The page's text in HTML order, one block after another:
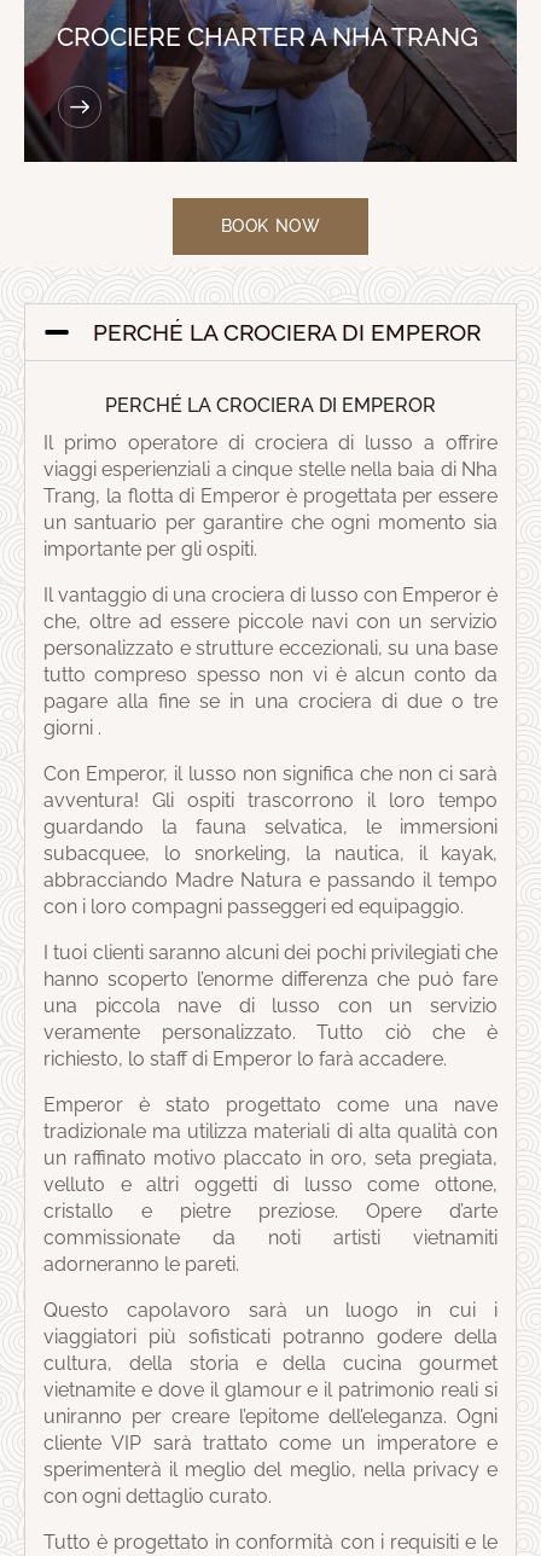
CROCIERE CHARTER A NHA TRANG
BOOK NOW
PERCHÉ LA CROCIERA DI EMPEROR
PERCHÉ LA CROCIERA DI EMPEROR
Il primo operatore di crociera di lusso a offrire
viaggi esperienziali a cinque stelle nella baia di Nha
Trang, la flotta di Emperor è progettata per essere
un santuario per garantire che ogni momento sia
importante per gli ospiti.
Il vantaggio di una crociera di lusso con Emperor è
che, oltre ad essere piccole navi con un servizio
personalizzato e strutture eccezionali, su una base
tutto compreso spesso non vi è alcun conto da
pagare alla fine se in una crociera di due o tre
giorni .
Con Emperor, il lusso non significa che non ci sarà
avventura! Gli ospiti trascorrono il loro tempo
guardando la fauna selvatica, le immersioni
subacquee, lo snorkeling, la nautica, il kayak,
abbracciando Madre Natura e passando il tempo
con i loro compagni passeggeri ed equipaggio.
I tuoi clienti saranno alcuni dei pochi privilegiati che
hanno scoperto l’enorme differenza che può fare
una piccola nave di lusso con un servizio
veramente personalizzato. Tutto ciò che è
richiesto, lo staff di Emperor lo farà accadere.
Emperor è stato progettato come una nave
tradizionale ma utilizza materiali di alta qualità con
un raffinato motivo placcato in oro, seta pregiata,
velluto e altri oggetti di lusso come ottone,
cristallo e pietre preziose. Opere d’arte
commissionate da noti artisti vietnamiti
adorneranno le pareti.
Questo capolavoro sarà un luogo in cui i
viaggiatori più sofisticati potranno godere della
cultura, della storia e della cucina gourmet
vietnamite e dove il glamour e il patrimonio reali si
uniranno per creare l’epitome dell’eleganza. Ogni
cliente VIP sarà trattato come un imperatore e
sperimenterà il meglio del meglio, nella privacy e
con ogni dettaglio curato.
Tutto è progettato in conformità con i requisiti e le